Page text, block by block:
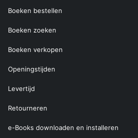
Boeken bestellen
Boeken zoeken
Boeken verkopen
Openingstijden
Levertijd
Retourneren
e-Books downloaden en installeren